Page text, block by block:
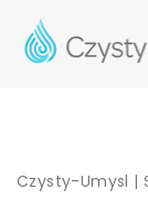
Czysty-Umysl |